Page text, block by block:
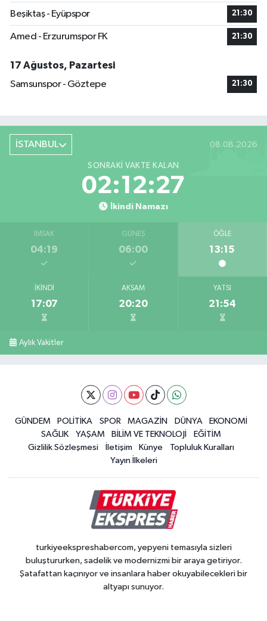
Beşiktaş - Eyüpspor 21:30
Amed - Erzurumspor FK 21:30
17 Ağustos, Pazartesi
Samsunspor - Göztepe
21:30
İSTANBUL 08.08.2026
SONRAKI VAKTE KALAN
02:12:27
İkindi Namazı
İMSAK
04:19
GÜNEŞ
06:00
ÖĞLE
13:15
İKINDI
17:07
AKŞAM
20:20
YATSI
21:54
Aylık Vakitler
GÜNDEM POLİTİKA SPOR MAGAZİN DÜNYA
EKONOMİ
SAĞLIK
YAŞAM BİLİM VE TEKNOLOJİ
EĞİTİM
Gizlilik Sözleşmesi
İletişim Künye
Topluluk Kuralları
Yayın İlkeleri
turkiyeekspreshabercom, yepyeni temasıyla sizleri
buluştururken, sadelik ve modernizmi bir araya getiriyor.
Şatafattan kaçınıyor ve insanlara haber okuyabilecekleri bir
altyapı sunuyor.